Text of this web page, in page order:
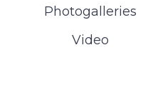
Photogalleries
Video